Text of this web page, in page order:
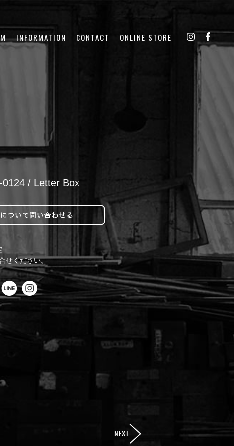
INFORMATION CONTACT ONLINE STORE
0124 / Letter Box
せください。